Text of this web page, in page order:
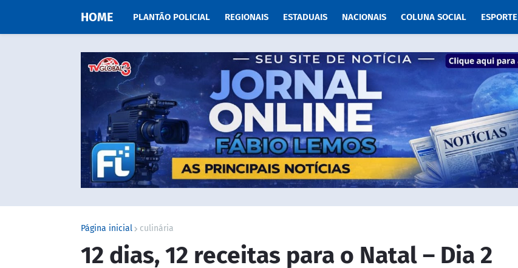
HOME PLANTÃO POLICIAL REGIONAIS ESTADUAIS NACIONAIS COLUNA SOCIAL ESPORTE
Página inicial culinária
12 dias, 12 receitas para o Natal – Dia 2